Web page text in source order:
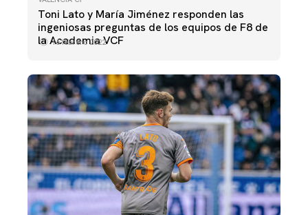
Toni Lato y María Jiménez responden las
ingeniosas preguntas de los equipos de F8 de
la Academia VCF
16 febrero 2022